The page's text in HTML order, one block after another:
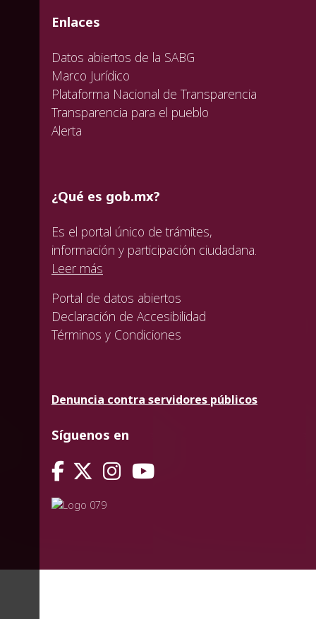
valida
valida
valida
Enlaces
Datos abiertos de la SABG
Marco Jurídico
Plataforma Nacional de Transparencia
Transparencia para el pueblo
Alerta
¿Qué es gob.mx?
Es el portal único de trámites,
información y participación ciudadana.
Leer más
Portal de datos abiertos
Declaración de Accesibilidad
Términos y Condiciones
Denuncia contra servidores públicos
Síguenos en